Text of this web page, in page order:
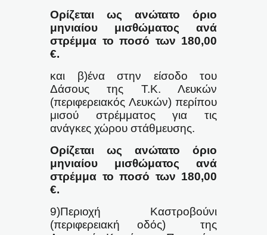
Ορίζεται ως ανώτατο όριο
μηνιαίου μισθώματος ανά
στρέμμα το ποσό των 180,00
€.
και β)ένα στην είσοδο του
Δάσους της Τ.Κ. Λευκών
(περιφερειακός Λευκών) περίπου
μισού στρέμματος για τις
ανάγκες χώρου στάθμευσης.
Ορίζεται ως ανώτατο όριο
μηνιαίου μισθώματος ανά
στρέμμα το ποσό των 180,00
€.
9)Περιοχή Καστροβούνι
(περιφερειακή οδός)
της